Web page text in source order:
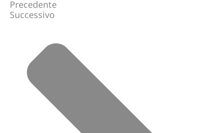
Precedente
Successivo